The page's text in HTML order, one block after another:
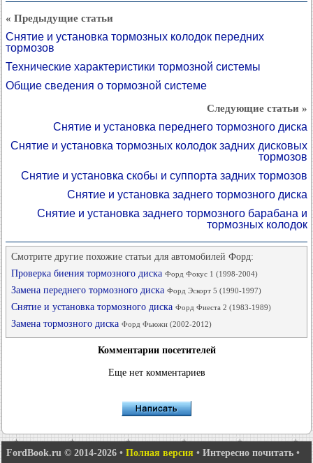
« Предыдущие статьи
Снятие и установка тормозных колодок передних
тормозов
Технические характеристики тормозной системы
Общие сведения о тормозной системе
Следующие статьи »
Снятие и установка переднего тормозного диска
Снятие и установка тормозных колодок задних дисковых
тормозов
Снятие и установка скобы и суппорта задних тормозов
Снятие и установка заднего тормозного диска
Снятие и установка заднего тормозного барабана и
тормозных колодок
Смотрите другие похожие статьи для автомобилей Форд:
Проверка биения тормозного диска Форд Фокус 1 (1998-2004)
Замена переднего тормозного диска Форд Эскорт 5 (1990-1997)
Снятие и установка тормозного диска Форд Фиеста 2 (1983-1989)
Замена тормозного диска Форд Фьюжн (2002-2012)
Комментарии посетителей
Еще нет комментариев
FordBook.ru © 2014-2026 • Полная версия • Интересно почитать •